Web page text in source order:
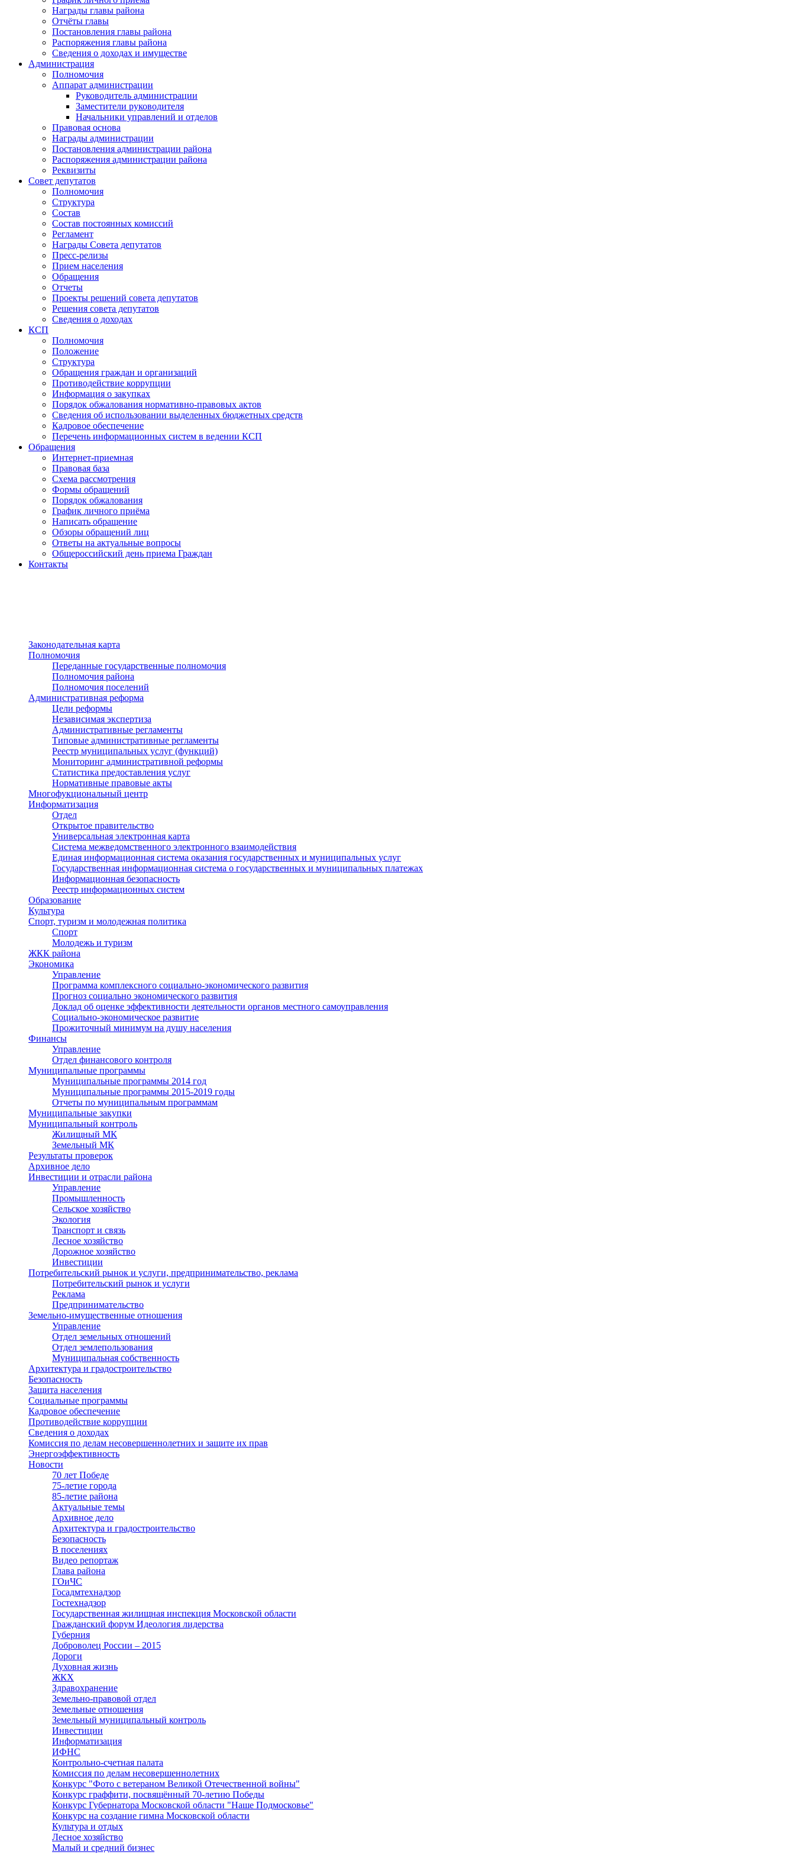
Награды главы района
Отчёты главы
Постановления главы района
Распоряжения главы района
Сведения о доходах и имуществе
Администрация
Полномочия
Аппарат администрации
Руководитель администрации
Заместители руководителя
Начальники управлений и отделов
Правовая основа
Награды администрации
Постановления администрации района
Распоряжения администрации района
Реквизиты
Совет депутатов
Полномочия
Структура
Состав
Состав постоянных комиссий
Регламент
Награды Совета депутатов
Пресс-релизы
Прием населения
Обращения
Отчеты
Проекты решений совета депутатов
Решения совета депутатов
Сведения о доходах
КСП
Полномочия
Положение
Структура
Обращения граждан и организаций
Противодействие коррупции
Информация о закупках
Порядок обжалования нормативно-правовых актов
Сведения об использовании выделенных бюджетных средств
Кадровое обеспечение
Перечень информационных систем в ведении КСП
Обращения
Интернет-приемная
Правовая база
Схема рассмотрения
Формы обращений
Порядок обжалования
График личного приёма
Написать обращение
Обзоры обращений лиц
Ответы на актуальные вопросы
Общероссийский день приема Граждан
Контакты
Законодательная карта
Полномочия
Переданные государственные полномочия
Полномочия района
Полномочия поселений
Административная реформа
Цели реформы
Независимая экспертиза
Административные регламенты
Типовые административные регламенты
Реестр муниципальных услуг (функций)
Мониторинг административной реформы
Статистика предоставления услуг
Нормативные правовые акты
Многофукциональный центр
Информатизация
Отдел
Открытое правительство
Универсальная электронная карта
Система межведомственного электронного взаимодействия
Единая информационная система оказания государственных и муниципальных услуг
Государственная информационная система о государственных и муниципальных платежах
Информационная безопасность
Реестр информационных систем
Образование
Культура
Спорт, туризм и молодежная политика
Спорт
Молодежь и туризм
ЖКК района
Экономика
Управление
Программа комплексного социально-экономического развития
Прогноз социально экономического развития
Доклад об оценке эффективности деятельности органов местного самоуправления
Социально-экономическое развитие
Прожиточный минимум на душу населения
Финансы
Управление
Отдел финансового контроля
Муниципальные программы
Муниципальные программы 2014 год
Муниципальные программы 2015-2019 годы
Отчеты по муниципальным программам
Муниципальные закупки
Муниципальный контроль
Жилищный МК
Земельный МК
Результаты проверок
Архивное дело
Инвестиции и отрасли района
Управление
Промышленность
Сельское хозяйство
Экология
Транспорт и связь
Лесное хозяйство
Дорожное хозяйство
Инвестиции
Потребительский рынок и услуги, предпринимательство, реклама
Потребительский рынок и услуги
Реклама
Предпринимательство
Земельно-имущественные отношения
Управление
Отдел земельных отношений
Отдел землепользования
Муниципальная собственность
Архитектура и градостроительство
Безопасность
Защита населения
Социальные программы
Кадровое обеспечение
Противодействие коррупции
Сведения о доходах
Комиссия по делам несовершеннолетних и защите их прав
Энергоэффективность
Новости
70 лет Победе
75-летие города
85-летие района
Актуальные темы
Архивное дело
Архитектура и градостроительство
Безопасность
В поселениях
Видео репортаж
Глава района
ГОиЧС
Госадмтехнадзор
Гостехнадзор
Государственная жилищная инспекция Московской области
Гражданский форум Идеология лидерства
Губерния
Доброволец России – 2015
Дороги
Духовная жизнь
ЖКХ
Здравохранение
Земельно-правовой отдел
Земельные отношения
Земельный муниципальный контроль
Инвестиции
Информатизация
ИФНС
Контрольно-счетная палата
Комиссия по делам несовершеннолетних
Конкурс "Фото с ветераном Великой Отечественной войны"
Конкурс граффити, посвящённый 70-летию Победы
Конкурс Губернатора Московской области "Наше Подмосковье"
Конкурс на создание гимна Московской области
Культура и отдых
Лесное хозяйство
Малый и средний бизнес